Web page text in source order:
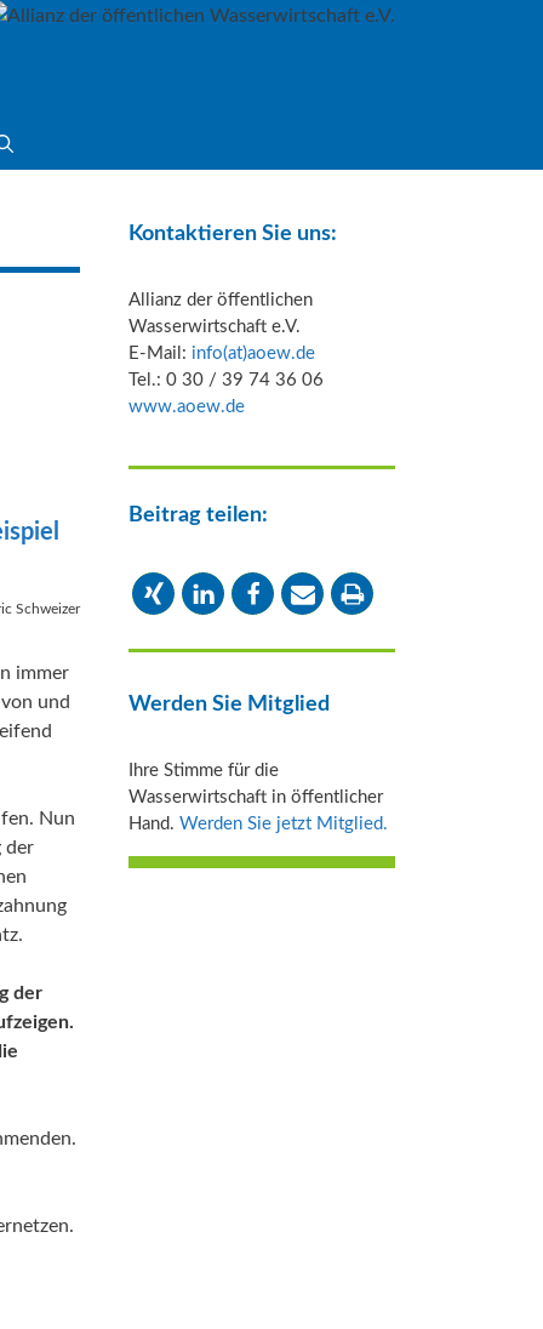
Schweizer
immer
und
Nun
der
der
Kontaktieren Sie uns:
Allianz der öffentlichen
Wasserwirtschaft e.V.
E-Mail: info(at)aoew.de
Tel.: 0 30 / 39 74 36 06
www.aoew.de
Beitrag teilen:
Werden Sie Mitglied
Ihre Stimme für die
Wasserwirtschaft in öffentlicher
Hand. Werden Sie jetzt Mitglied.